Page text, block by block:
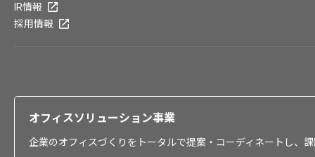
IR情報
採用情報
オフィスソリューション事業
企業のオフィスづくりをトータルで提案・コーディネートし、